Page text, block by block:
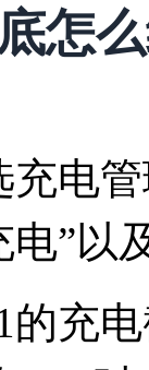
怎
充电
”以
的充